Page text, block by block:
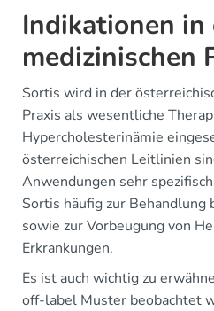
Indikationen
medizinischen
Sortis wird in der
Praxis als wesentliche
Hypercholesterinämie
österreichischen Leitlinien
Anwendungen sehr
Sortis häufig zur Behandlung
sowie zur Vorbeugung von
Erkrankungen.
Es ist auch wichtig zu
off-label Muster beobachtet